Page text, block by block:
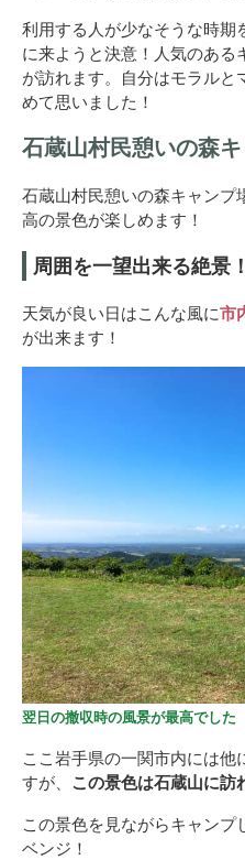
利用する人が少なそうな時期
に来ようと決意！人気のある
が訪れます。自分はモラルと
めて思いました！
石蔵山村民憩いの森
石蔵山村民憩いの森キャンプ
高の景色が楽しめます！
周囲を一望出来る絶景！
天気が良い日はこんな風に市
が出来ます！
翌日の撤収時の風景が最高でした
ここ岩手県の一関市内には他
すが、 この景色は石蔵山に訪
この景色を見ながらキャンプ
ベンジ！